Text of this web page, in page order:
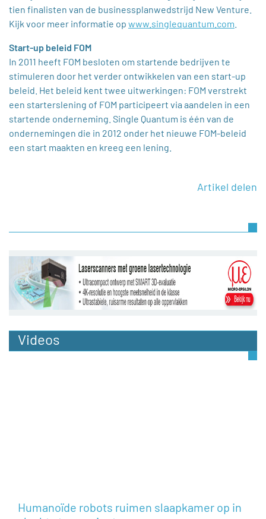
tien finalisten van de businessplanwedstrijd New Venture.
Kijk voor meer informatie op www.singlequantum.com
Start-up beleid FOM
In 2011 heeft FOM besloten om startende bedrijven te
stimuleren door het verder ontwikkelen van een start-up
beleid. Het beleid kent twee uitwerkingen: FOM verstrekt
een starterslening of FOM participeert via aandelen in een
startende onderneming. Single Quantum is één van de
ondernemingen die in 2012 onder het nieuwe FOM-beleid
een start maakten en kreeg een lening.
Artikel delen
Videos
Humanoïde robots ruimen slaapkamer op in